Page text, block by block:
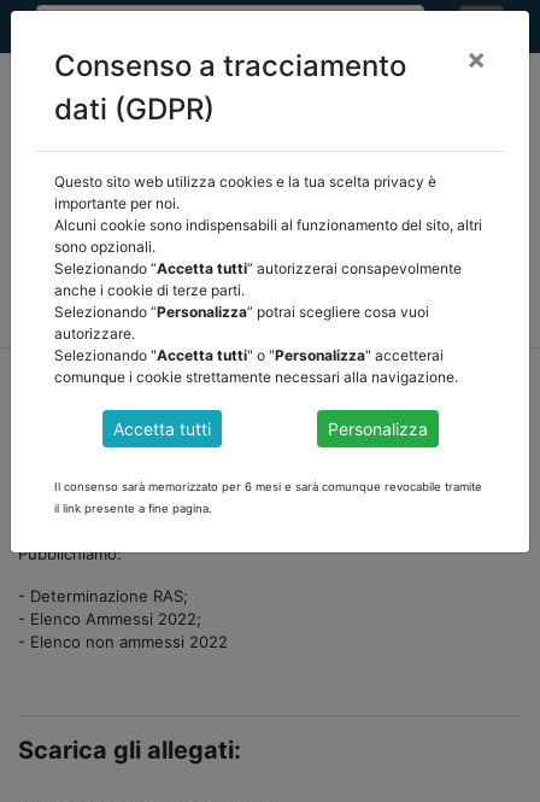
Seleziona una categoria:
COMUNICAZIONI
RASSEGNA STAMPA VEDI TUTTE
home notizie comunicazioni/torna indietro
ELENCO REGIONALE DEI REVISORI DEI CONTI
ANNO 2022
Pubblichiamo:
- Determinazione RAS;
- Elenco Ammessi 2022;
- Elenco non ammessi 2022
Scarica gli allegati:
Consenso a tracciamento
dati (GDPR)
×
Questo sito web utilizza cookies e la tua scelta privacy è
importante per noi.
Alcuni cookie sono indispensabili al funzionamento del sito, altri
sono opzionali.
Selezionando “Accetta tutti” autorizzerai consapevolmente
anche i cookie di terze parti.
Selezionando “Personalizza” potrai scegliere cosa vuoi
autorizzare.
Selezionando "Accetta tutti" o "Personalizza" accetterai
comunque i cookie strettamente necessari alla navigazione.
Accetta tutti Personalizza
Il consenso sarà memorizzato per 6 mesi e sarà comunque revocabile tramite
il link presente a fine pagina.